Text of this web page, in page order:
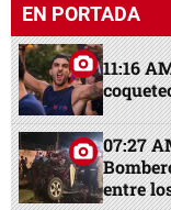
EN PORTADA
11:16
07:27
entre